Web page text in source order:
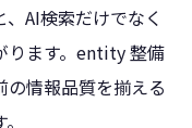
AI検索だけでなく
ります。entity 整備
情報品質を揃える